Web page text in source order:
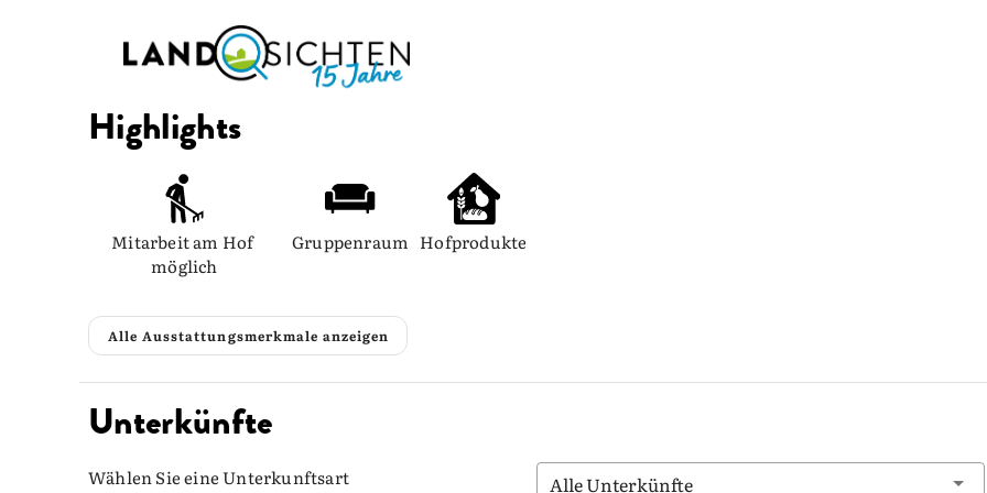
Highlights
Mitarbeit am Hof
möglich
Gruppenraum Hofprodukte
Alle Ausstattungsmerkmale anzeigen
Unterkünfte
Wählen Sie eine Unterkunftsart Alle Unterkünfte